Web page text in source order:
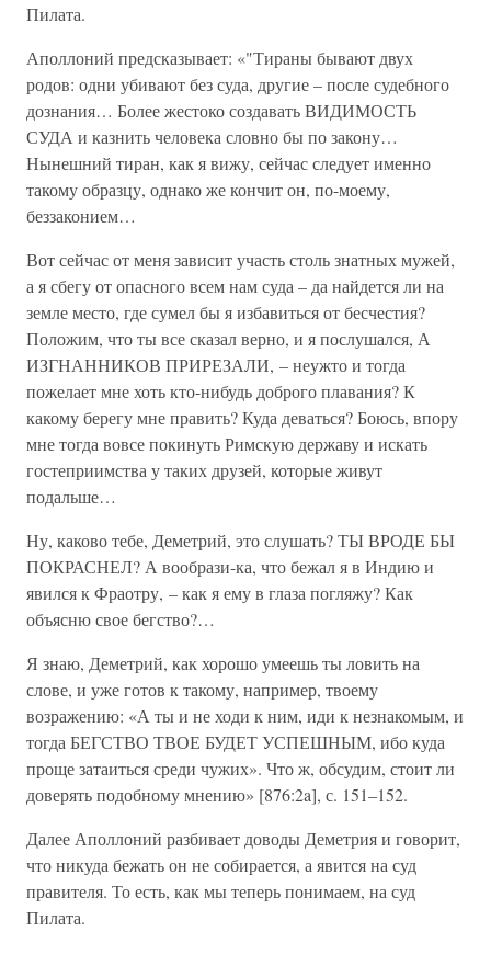
Пилата.
Аполлоний предсказывает: «"Тираны бывают двух
родов: одни убивают без суда, другие – после судебного
дознания… Более жестоко создавать ВИДИМОСТЬ
СУДА и казнить человека словно бы по закону…
Нынешний тиран, как я вижу, сейчас следует именно
такому образцу, однако же кончит он, по-моему,
беззаконием…
Вот сейчас от меня зависит участь столь знатных мужей,
а я сбегу от опасного всем нам суда – да найдется ли на
земле место, где сумел бы я избавиться от бесчестия?
Положим, что ты все сказал верно, и я послушался, А
ИЗГНАННИКОВ ПРИРЕЗАЛИ, – неужто и тогда
пожелает мне хоть кто-нибудь доброго плавания? К
какому берегу мне править? Куда деваться? Боюсь, впору
мне тогда вовсе покинуть Римскую державу и искать
гостеприимства у таких друзей, которые живут
подальше…
Ну, каково тебе, Деметрий, это слушать? ТЫ ВРОДЕ БЫ
ПОКРАСНЕЛ? А вообрази-ка, что бежал я в Индию и
явился к Фраотру, – как я ему в глаза погляжу? Как
объясню свое бегство?…
Я знаю, Деметрий, как хорошо умеешь ты ловить на
слове, и уже готов к такому, например, твоему
возражению: «А ты и не ходи к ним, иди к незнакомым, и
тогда БЕГСТВО ТВОЕ БУДЕТ УСПЕШНЫМ, ибо куда
проще затаиться среди чужих». Что ж, обсудим, стоит ли
доверять подобному мнению» [876:2a], с. 151–152.
Далее Аполлоний разбивает доводы Деметрия и говорит,
что никуда бежать он не собирается, а явится на суд
правителя. То есть, как мы теперь понимаем, на суд
Пилата.